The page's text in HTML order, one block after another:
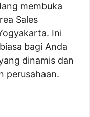
membuka
Sales
Ini
bagi Anda
dinamis dan
perusahaan.